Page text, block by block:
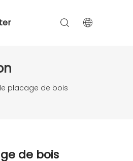
placage de bois
de bois